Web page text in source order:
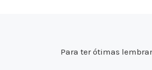
Para ter ótimas